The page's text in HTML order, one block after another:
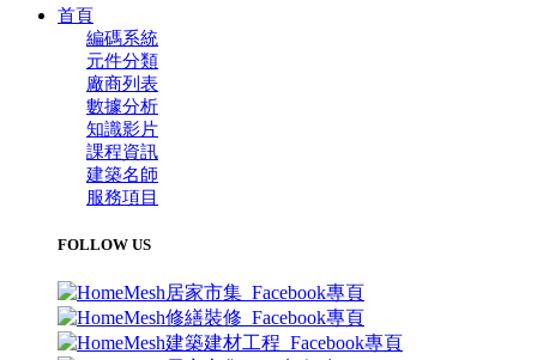
首頁
編碼系統
元件分類
廠商列表
數據分析
知識影片
課程資訊
建築名師
服務項目
FOLLOW US